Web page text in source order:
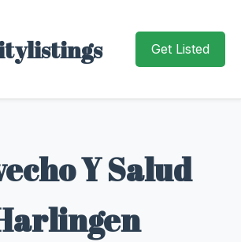
Get Listed
Y Salud